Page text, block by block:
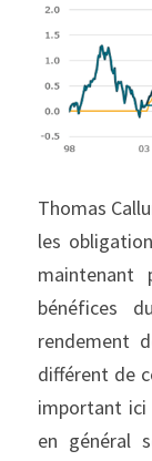
Thomas
les
maintenant
bénéfices
rendement
différent de
important ici
en général